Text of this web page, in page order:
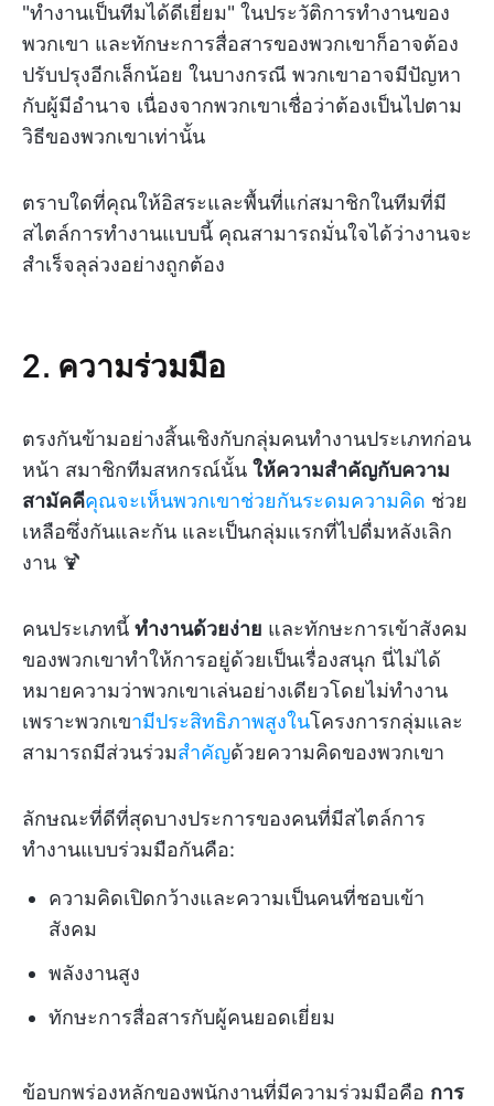
"ทำงานเป็นทีมได้ดีเยี่ยม" ในประวัติการทำงานของ
พวกเขา และทักษะการสื่อสารของพวกเขาก็อาจต้อง
ปรับปรุงอีกเล็กน้อย ในบางกรณี พวกเขาอาจมีปัญหา
กับผู้มีอำนาจ เนื่องจากพวกเขาเชื่อว่าต้องเป็นไปตาม
วิธีของพวกเขาเท่านั้น
ตราบใดที่คุณให้อิสระและพื้นที่แก่สมาชิกในทีมที่มี
สไตล์การทำงานแบบนี้ คุณสามารถมั่นใจได้ว่างานจะ
สำเร็จลุล่วงอย่างถูกต้อง
2. ความร่วมมือ
ตรงกันข้ามอย่างสิ้นเชิงกับกลุ่มคนทำงานประเภทก่อน
หน้า สมาชิกทีมสหกรณ์นั้น ให้ความสำคัญกับความ
สามัคคีคุณจะเห็นพวกเขาช่วยกันระดมความคิด ช่วย
เหลือซึ่งกันและกัน และเป็นกลุ่มแรกที่ไปดื่มหลังเลิก
งาน 🍹
คนประเภทนี้ ทำงานด้วยง่าย และทักษะการเข้าสังคม
ของพวกเขาทำให้การอยู่ด้วยเป็นเรื่องสนุก นี่ไม่ได้
หมายความว่าพวกเขาเล่นอย่างเดียวโดยไม่ทำงาน
เพราะพวกเขามีประสิทธิภาพสูงในโครงการกลุ่มและ
สามารถมีส่วนร่วมสำคัญด้วยความคิดของพวกเขา
ลักษณะที่ดีที่สุดบางประการของคนที่มีสไตล์การ
ทำงานแบบร่วมมือกันคือ:
ความคิดเปิดกว้างและความเป็นคนที่ชอบเข้า
สังคม
พลังงานสูง
ทักษะการสื่อสารกับผู้คนยอดเยี่ยม
ข้อบกพร่องหลักของพนักงานที่มีความร่วมมือคือ การ